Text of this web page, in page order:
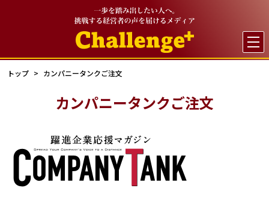

トップ カンパニータンクご注文
カンパニータンクご注文